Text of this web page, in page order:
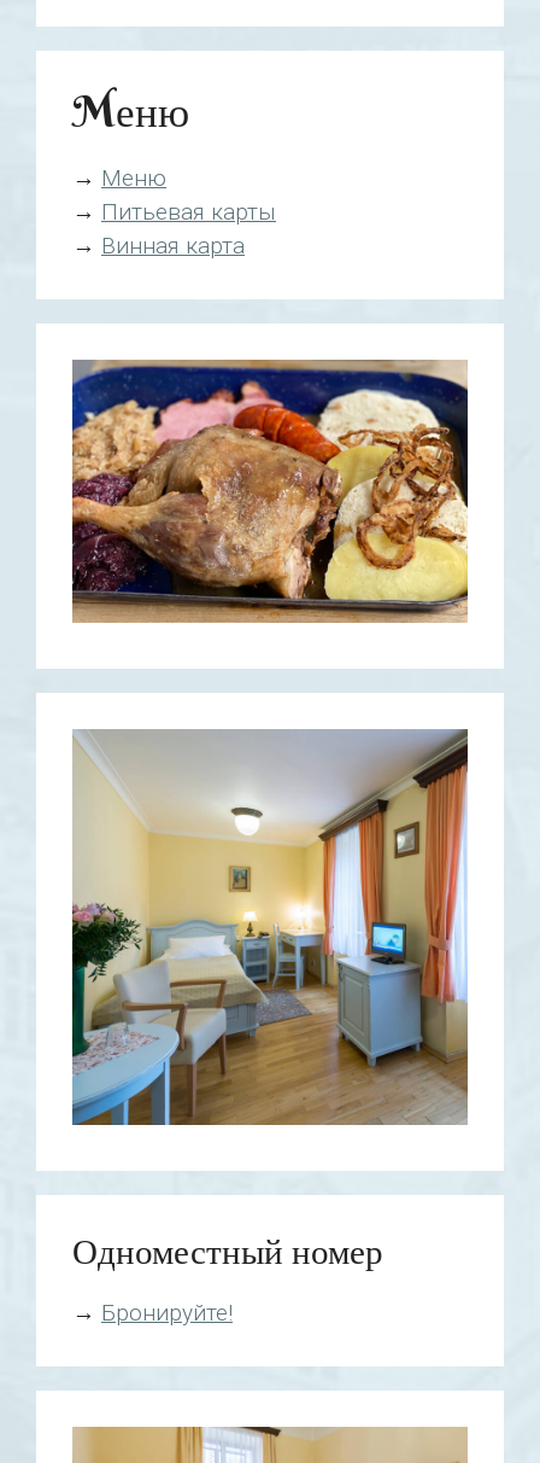
Mеню
→ Mеню
→ Питьевая карты
→ Винная карта
Одноместный номер
→ Бронируйте!